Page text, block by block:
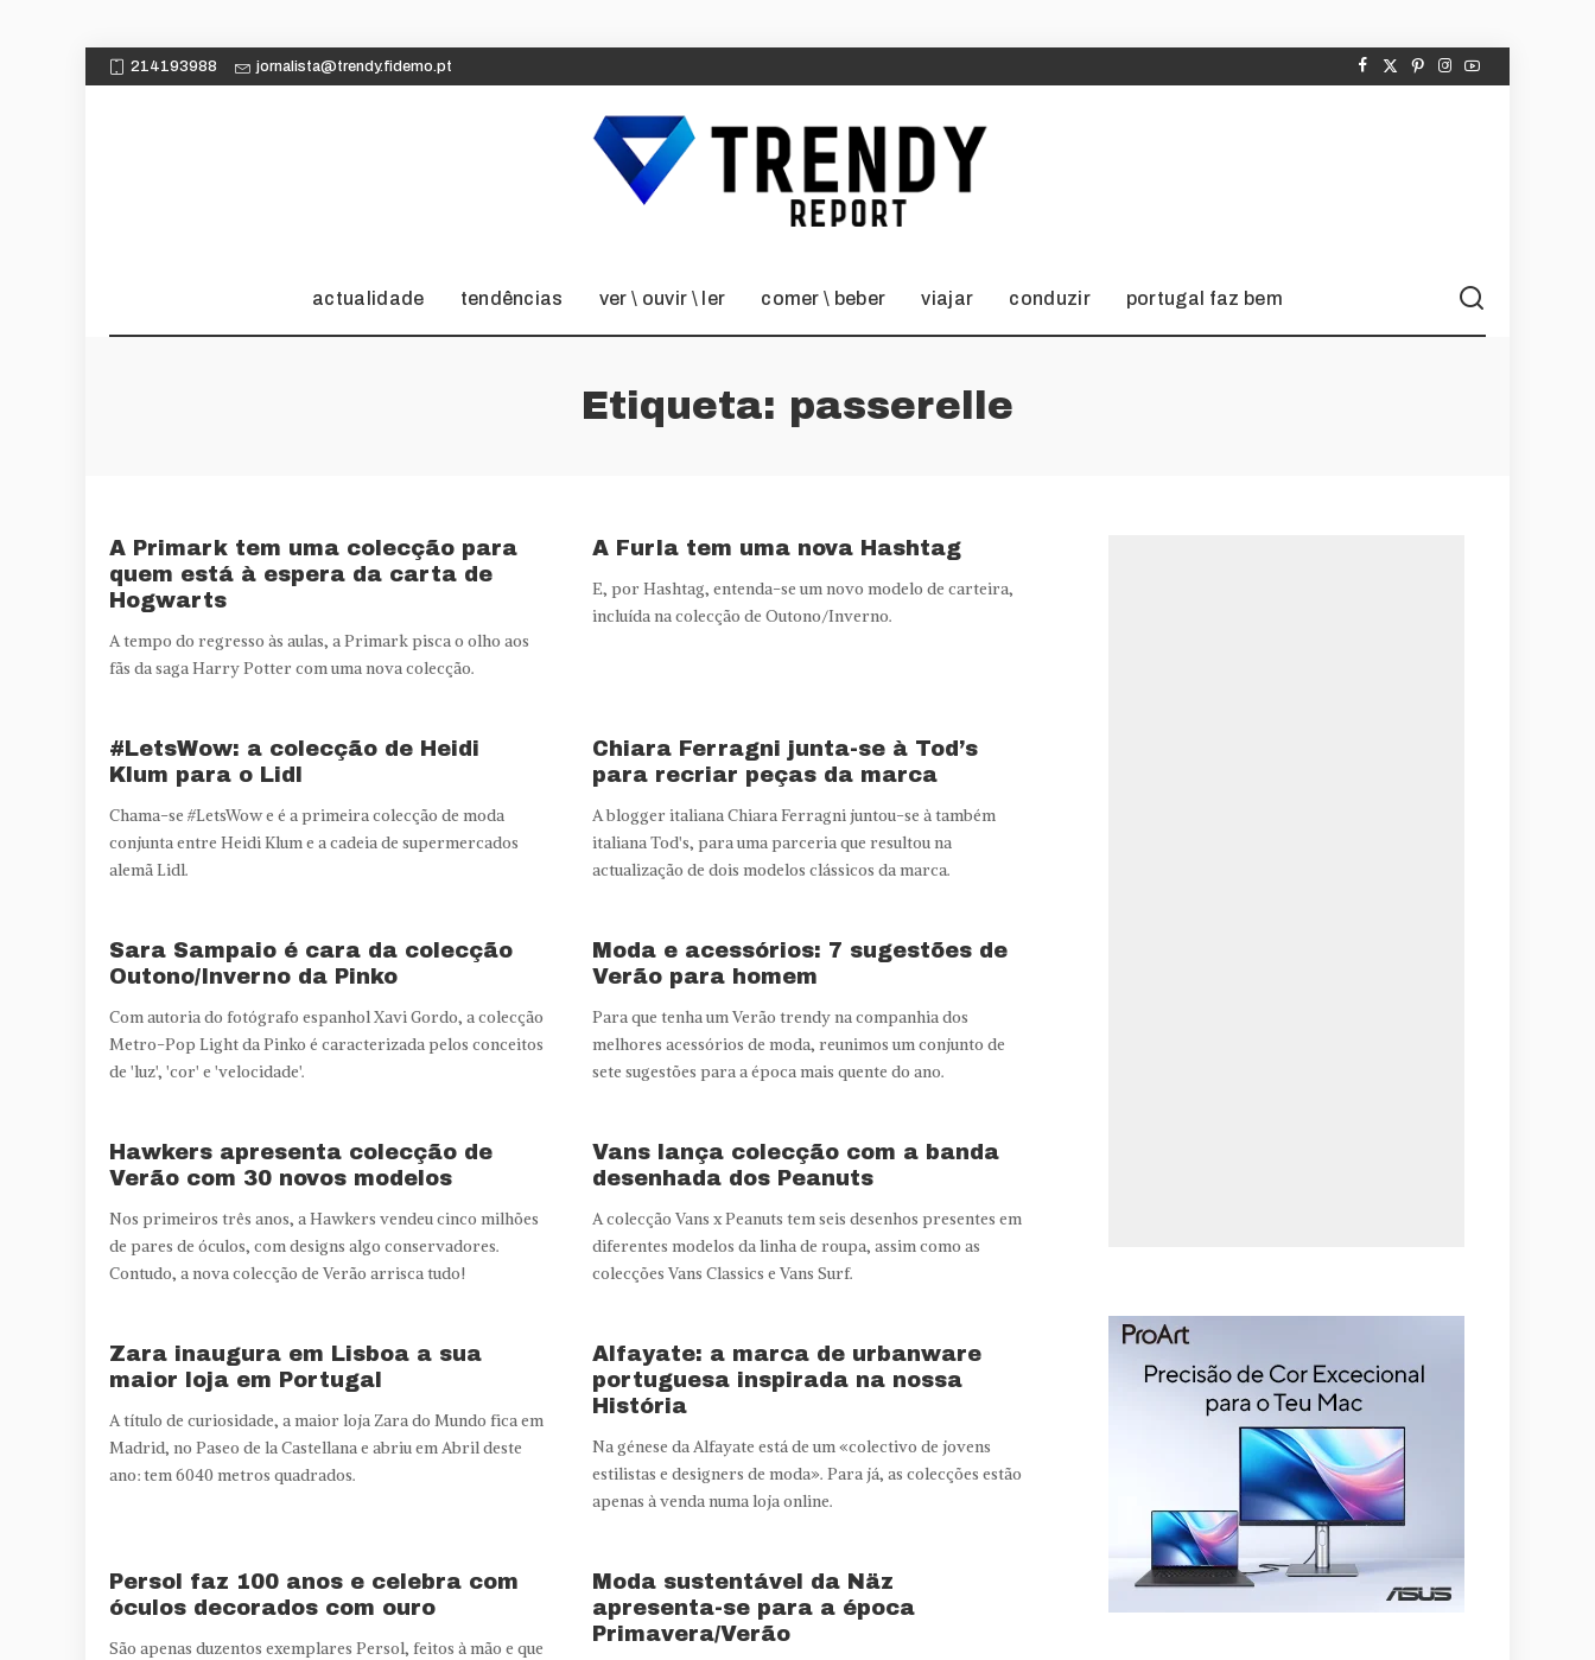
214193988 jornalista@trendy.fidemo.pt
actualidade tendências ver \ ouvir \ ler comer \ beber viajar conduzir portugal faz bem
Etiqueta: passerelle
A Primark tem uma colecção para
quem está à espera da carta de
Hogwarts
A tempo do regresso às aulas, a Primark pisca o olho aos
fãs da saga Harry Potter com uma nova colecção.
A Furla tem uma nova Hashtag
E, por Hashtag, entenda-se um novo modelo de carteira,
incluída na colecção de Outono/Inverno.
#LetsWow: a colecção de Heidi
Klum para o Lidl
Chama-se #LetsWow e é a primeira colecção de moda
conjunta entre Heidi Klum e a cadeia de supermercados
alemã Lidl.
Chiara Ferragni junta-se à Tod’s
para recriar peças da marca
A blogger italiana Chiara Ferragni juntou-se à também
italiana Tod's, para uma parceria que resultou na
actualização de dois modelos clássicos da marca.
Sara Sampaio é cara da colecção
Outono/Inverno da Pinko
Com autoria do fotógrafo espanhol Xavi Gordo, a colecção
Metro-Pop Light da Pinko é caracterizada pelos conceitos
de 'luz', 'cor' e 'velocidade'.
Moda e acessórios: 7 sugestões de
Verão para homem
Para que tenha um Verão trendy na companhia dos
melhores acessórios de moda, reunimos um conjunto de
sete sugestões para a época mais quente do ano.
Hawkers apresenta colecção de
Verão com 30 novos modelos
Nos primeiros três anos, a Hawkers vendeu cinco milhões
de pares de óculos, com designs algo conservadores.
Contudo, a nova colecção de Verão arrisca tudo!
Vans lança colecção com a banda
desenhada dos Peanuts
A colecção Vans x Peanuts tem seis desenhos presentes em
diferentes modelos da linha de roupa, assim como as
colecções Vans Classics e Vans Surf.
Zara inaugura em Lisboa a sua
maior loja em Portugal
A título de curiosidade, a maior loja Zara do Mundo fica em
Madrid, no Paseo de la Castellana e abriu em Abril deste
ano: tem 6040 metros quadrados.
Alfayate: a marca de urbanware
portuguesa inspirada na nossa
História
Na génese da Alfayate está de um «colectivo de jovens
estilistas e designers de moda». Para já, as colecções estão
apenas à venda numa loja online.
Persol faz 100 anos e celebra com
óculos decorados com ouro
São apenas duzentos exemplares Persol, feitos à mão e que
Moda sustentável da Näz
apresenta-se para a época
Primavera/Verão